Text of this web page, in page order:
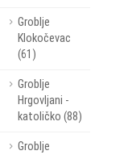
Groblje
Klokočevac
(61)
Groblje
Hrgovljani -
katoličko (88)
Groblje